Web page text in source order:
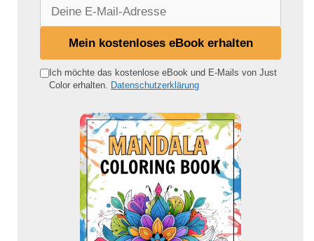
e
Mein kostenloses eBook erhalten
Ich möchte das kostenlose eBook und E-Mails von Just
Color erhalten. Datenschutzerklärung